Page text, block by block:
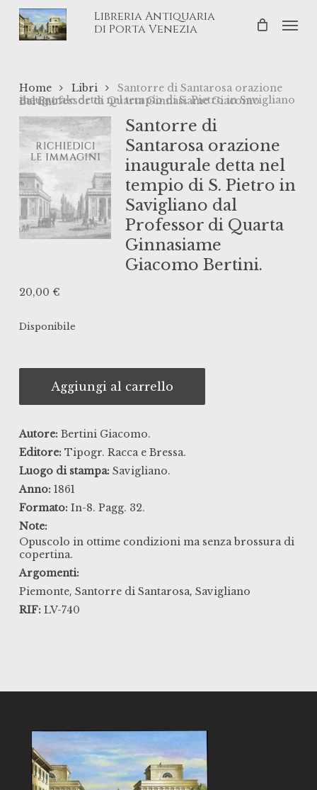
Skip
Libreria Antiquaria
di Porta Venezia
Home Libri
Santorre di Santarosa orazione
inaugurale detta nel tempio di S. Pietro in Savigliano dal Professor di Quarta Ginnasiame Giacomo Bertini.
Santorre di
Santarosa orazione
inaugurale detta nel
tempio di S. Pietro in
Savigliano dal
Professor di Quarta
Ginnasiame
Giacomo Bertini.
20,00 €
Disponibile
Aggiungi al carrello
Autore: Bertini Giacomo.
Editore: Tipogr. Racca e Bressa.
Luogo di stampa: Savigliano.
Anno: 1861
Formato: In-8. Pagg. 32.
Note:
Opuscolo in ottime condizioni ma senza brossura di
copertina.
Argomenti:
Piemonte, Santorre di Santarosa, Savigliano
RIF: LV-740